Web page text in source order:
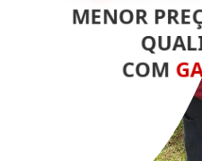
MENOR
COM